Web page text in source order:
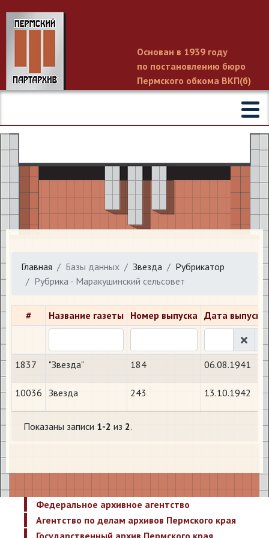
Основан в 1939 году
по постановлению бюро
Пермского обкома ВКП(б)
Главная Базы данных Звезда
Рубрикатор
Рубрика - Маракушинский сельсовет
# Название газеты Номер выпуска Дата выпуска
1837 "Звезда" 184 06.08.1941
10036 Звезда 243 13.10.1942
Показаны записи 1-2 из 2.
Федеральное архивное агентство
Агентство по делам архивов Пермского края
Государственный архив Пермского края